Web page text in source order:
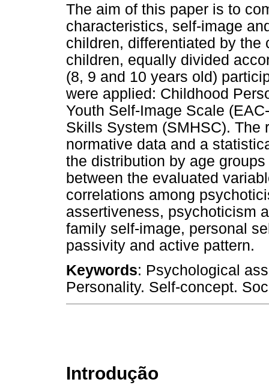
The aim of this paper is to
characteristics, self-image
children, differentiated by the
children, equally divided
(8, 9 and 10 years old)
were applied: Childhood
Youth Self-Image Scale
Skills System (SMHSC). The
normative data and a
the distribution by age
between the evaluated
correlations among
assertiveness, psychoticism
family self-image, personal
passivity and active pattern.
Keywords: Psychological
Personality. Self-concept.
Introdução